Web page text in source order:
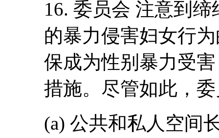
16. 委员会 注意到
的暴力侵害妇女行
保成为性别暴力受
措施。尽管如此，
(a) 公共和私人空间